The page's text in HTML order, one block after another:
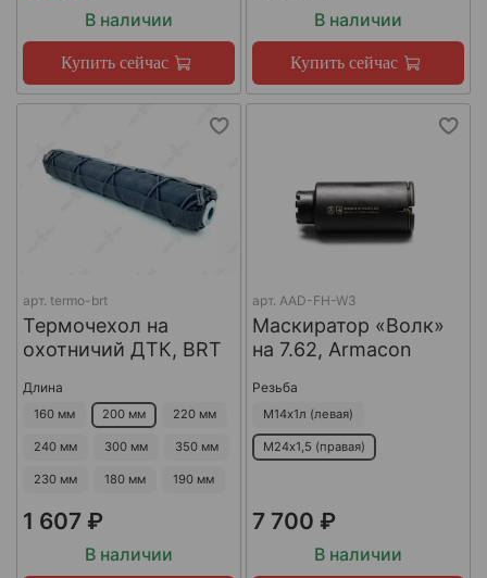
В наличии
Купить сейчас
В наличии
Купить сейчас
арт. termo-brt
Термочехол на
охотничий ДТК, BRT
Длина
160 мм 200 мм 220 мм
240 мм 300 мм 350 мм
230 мм 180 мм 190 мм
1 607 ₽
В наличии
арт. AAD-FH-W3
Маскиратор «Волк»
на 7.62, Armacon
Резьба
М14х1л (левая)
М24х1,5 (правая)
7 700 ₽
В наличии